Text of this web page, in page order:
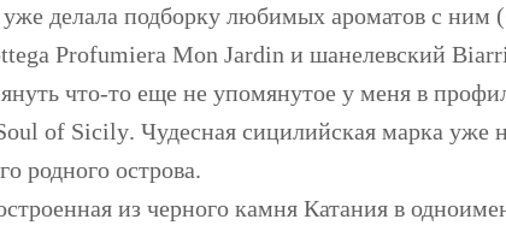
уже делала подборку любимых ароматов с ним
Profumiera Mon Jardin и шанелевский
что-то еще не упомянутое у меня в
of Sicily. Чудесная сицилийская марка уже
родного острова.
из черного камня Катания в